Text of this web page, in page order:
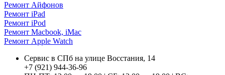
Ремонт Айфонов
Ремонт iPad
Ремонт iPod
Ремонт Macbook, iMac
Ремонт Apple Watch
Сервис в СПб на улице Восстания, 14
+7 (921) 944-36-96